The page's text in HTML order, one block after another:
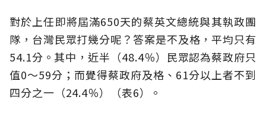
對於上任即將屆滿650天的蔡英文總統與其執政團
隊，台灣民眾打幾分呢？答案是不及格，平均只有
54.1分。其中，近半（48.4％）民眾認為蔡政府只
值0～59分；而覺得蔡政府及格、61分以上者不到
四分之一（24.4％）（表6）。